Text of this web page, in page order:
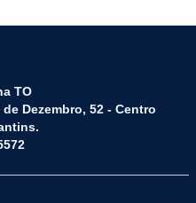
TO
Dezembro, 52 - Centro